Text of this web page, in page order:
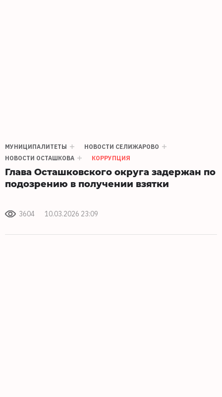
МУНИЦИПАЛИТЕТЫ
НОВОСТИ СЕЛИЖАРОВО
НОВОСТИ ОСТАШКОВА
КОРРУПЦИЯ
Глава Осташковского округа задержан по
подозрению в получении взятки
3604 10.03.2026 23:09